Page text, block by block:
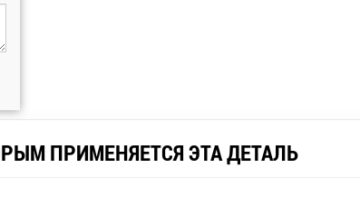
ПРИМЕНЯЕТСЯ ЭТА ДЕТАЛЬ